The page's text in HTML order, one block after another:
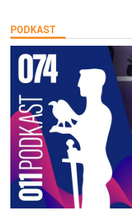
PODKAST